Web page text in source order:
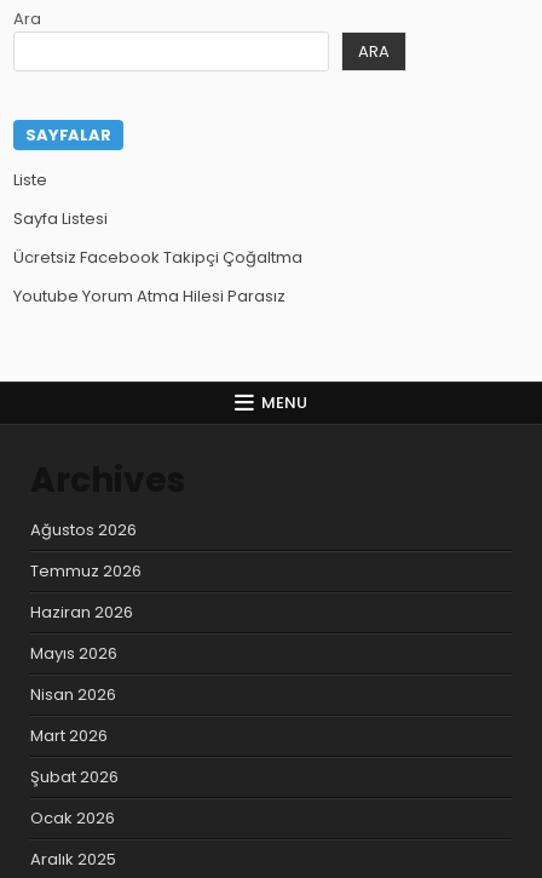
Ara
ARA
SAYFALAR
Liste
Sayfa Listesi
Ücretsiz Facebook Takipçi Çoğaltma
Youtube Yorum Atma Hilesi Parasız
MENU
Ağustos 2026
Temmuz 2026
Haziran 2026
Mayıs 2026
Nisan 2026
Mart 2026
Şubat 2026
Ocak 2026
Aralık 2025